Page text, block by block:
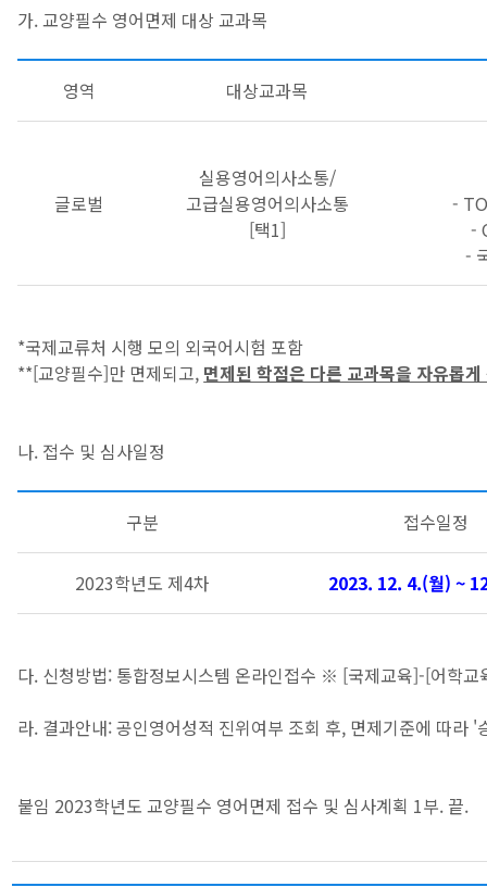
가. 교양필수 영어면제 대상 교과목
영역 대상교과목
글로벌
실용영어의사소통/
고급실용영어의사소통
[택1]
-
-
-
*국제교류처 시행 모의 외국어시험 포함
**[교양필수]만 면제되고, 면제된 학점은 다른 교과목을 자유롭
나. 접수 및 심사일정
구분 접수일정
2023학년도 제4차 2023. 12. 4.(월) ~
다. 신청방법: 통합정보시스템 온라인접수 ※ [국제교육]-[어학
라. 결과안내: 공인영어성적 진위여부 조회 후, 면제기준에 따라
붙임 2023학년도 교양필수 영어면제 접수 및 심사계획 1부. 끝.